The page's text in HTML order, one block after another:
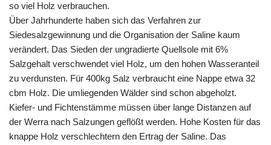
so viel Holz verbrauchen.
Über Jahrhunderte haben sich das Verfahren zur
Siedesalzgewinnung und die Organisation der Saline kaum
verändert. Das Sieden der ungradierte Quellsole mit 6%
Salzgehalt verschwendet viel Holz, um den hohen Wasseranteil
zu verdunsten. Für 400kg Salz verbraucht eine Nappe etwa 32
cbm Holz. Die umliegenden Wälder sind schon abgeholzt.
Kiefer- und Fichtenstämme müssen über lange Distanzen auf
der Werra nach Salzungen geflößt werden. Hohe Kosten für das
knappe Holz verschlechtern den Ertrag der Saline. Das